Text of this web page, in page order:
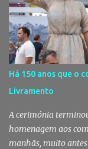
reforçando
pessoas em
a animais de
do Montijo aprovou,
a celebração de um
Mutualista Nossa
assistência
utentes do Centro de
Segundo a ...
Há 150 anos que o
Livramento
A cerimónia
homenagem aos
manhãs, muito